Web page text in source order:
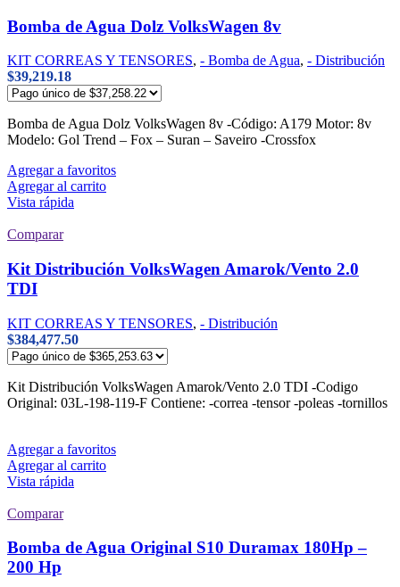
Bomba de Agua Dolz VolksWagen 8v
KIT CORREAS Y TENSORES, - Bomba de Agua, - Distribución
$39,219.18
Bomba de Agua Dolz VolksWagen 8v -Código: A179 Motor: 8v
Modelo: Gol Trend – Fox – Suran – Saveiro -Crossfox
Agregar a favoritos
Agregar al carrito
Vista rápida
Comparar
Kit Distribución VolksWagen Amarok/Vento 2.0
TDI
KIT CORREAS Y TENSORES, - Distribución
$384,477.50
Kit Distribución VolksWagen Amarok/Vento 2.0 TDI -Codigo
Original: 03L-198-119-F Contiene: -correa -tensor -poleas -tornillos
Agregar a favoritos
Agregar al carrito
Vista rápida
Comparar
Bomba de Agua Original S10 Duramax 180Hp –
200 Hp